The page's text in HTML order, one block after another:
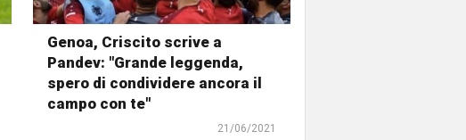
Genoa, Criscito scrive a
Pandev: "Grande leggenda,
spero di condividere ancora il
campo con te"
21/06/2021